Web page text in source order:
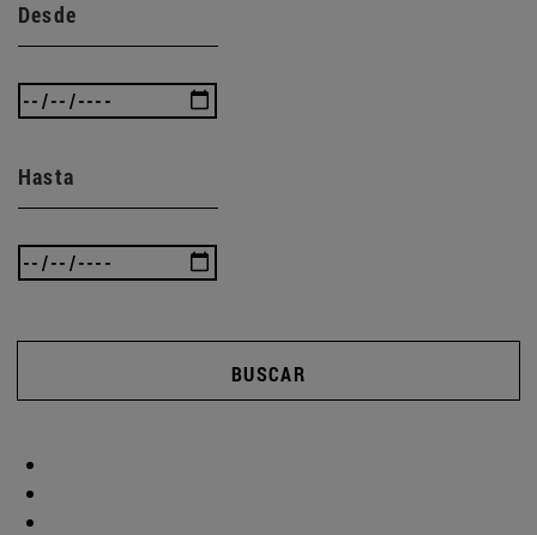
Desde
Hasta
BUSCAR